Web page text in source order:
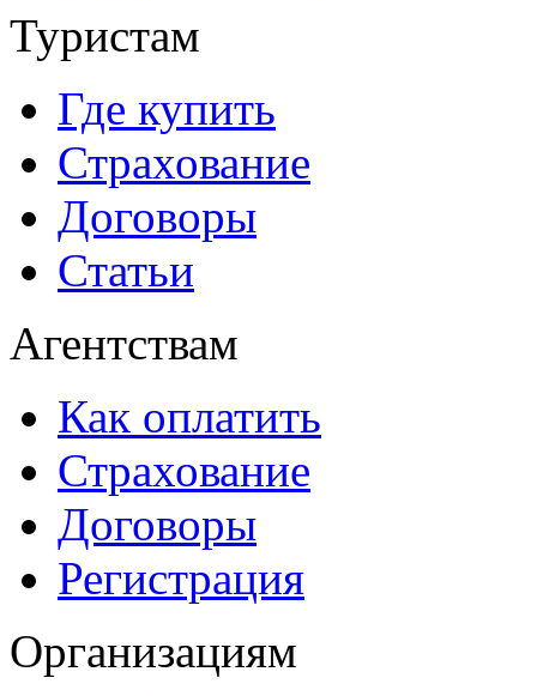
Туристам
Где купить
Страхование
Договоры
Статьи
Агентствам
Как оплатить
Страхование
Договоры
Регистрация
Организациям